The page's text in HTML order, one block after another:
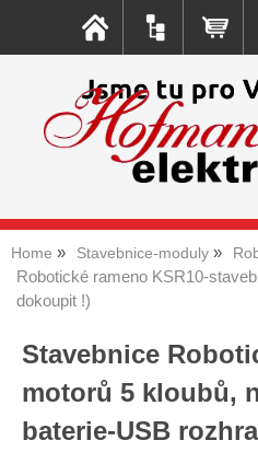
Home Stavebnice-moduly
Robotické rameno KSR10-
dokoupit !)
Stavebnice
motorů 5 kloubů,
baterie-USB